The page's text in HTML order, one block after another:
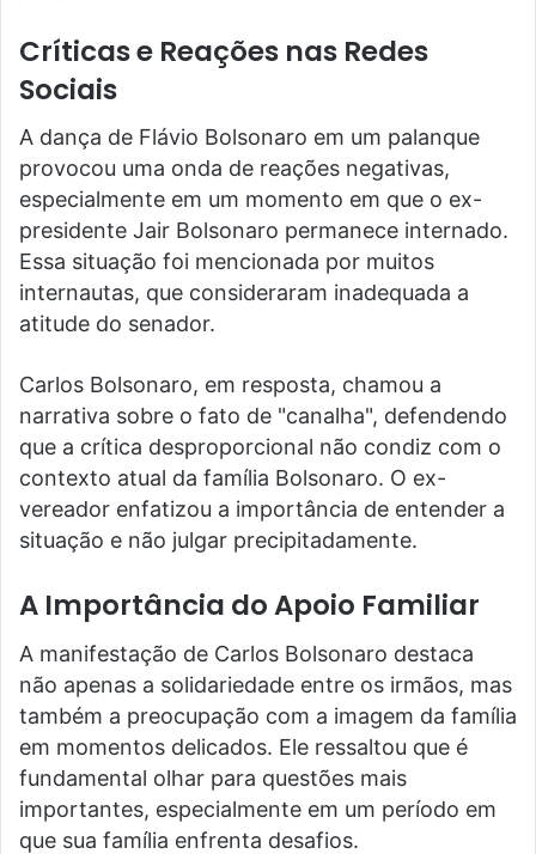
Críticas e Reações nas Redes
Sociais
A dança de Flávio Bolsonaro em um palanque
provocou uma onda de reações negativas,
especialmente em um momento em que o ex-
presidente Jair Bolsonaro permanece internado.
Essa situação foi mencionada por muitos
internautas, que consideraram inadequada a
atitude do senador.
Carlos Bolsonaro, em resposta, chamou a
narrativa sobre o fato de "canalha", defendendo
que a crítica desproporcional não condiz com o
contexto atual da família Bolsonaro. O ex-
vereador enfatizou a importância de entender a
situação e não julgar precipitadamente.
A Importância do Apoio Familiar
A manifestação de Carlos Bolsonaro destaca
não apenas a solidariedade entre os irmãos, mas
também a preocupação com a imagem da família
em momentos delicados. Ele ressaltou que é
fundamental olhar para questões mais
importantes, especialmente em um período em
que sua família enfrenta desafios.